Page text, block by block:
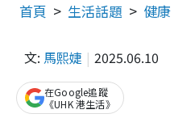
首頁 生活話題 健康
文: 馬熙婕 2025.06.10
在Google追蹤
《UHK 港生活》